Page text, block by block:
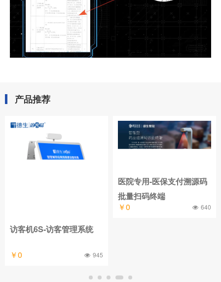
产品推荐
访客机6S-访客管理系统
￥0 945
医院专用-医保支付溯源码
批量扫码终端
￥0
640